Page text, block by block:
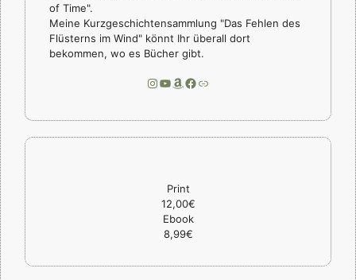
of Time".
Meine Kurzgeschichtensammlung "Das Fehlen des
Flüsterns im Wind" könnt Ihr überall dort
bekommen, wo es Bücher gibt.
Instagram
YouTube
Amazon
Facebook
Link
Print
12,00€
Ebook
8,99€